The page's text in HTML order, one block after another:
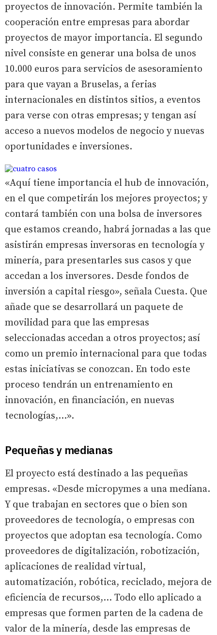
proyectos de innovación. Permite también la
cooperación entre empresas para abordar
proyectos de mayor importancia. El segundo
nivel consiste en generar una bolsa de unos
10.000 euros para servicios de asesoramiento
para que vayan a Bruselas, a ferias
internacionales en distintos sitios, a eventos
para verse con otras empresas; y tengan así
acceso a nuevos modelos de negocio y nuevas
oportunidades e inversiones.
«Aquí tiene importancia el hub de innovación,
en el que competirán los mejores proyectos; y
contará también con una bolsa de inversores
que estamos creando, habrá jornadas a las que
asistirán empresas inversoras en tecnología y
minería, para presentarles sus casos y que
accedan a los inversores. Desde fondos de
inversión a capital riesgo», señala Cuesta. Que
añade que se desarrollará un paquete de
movilidad para que las empresas
seleccionadas accedan a otros proyectos; así
como un premio internacional para que todas
estas iniciativas se conozcan. En todo este
proceso tendrán un entrenamiento en
innovación, en financiación, en nuevas
tecnologías,...».
Pequeñas y medianas
El proyecto está destinado a las pequeñas
empresas. «Desde micropymes a una mediana.
Y que trabajan en sectores que o bien son
proveedores de tecnología, o empresas con
proyectos que adoptan esa tecnología. Como
proveedores de digitalización, robotización,
aplicaciones de realidad virtual,
automatización, robótica, reciclado, mejora de
eficiencia de recursos,... Todo ello aplicado a
empresas que formen parten de la cadena de
valor de la minería, desde las empresas de